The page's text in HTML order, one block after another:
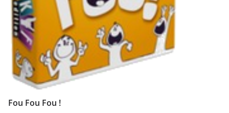
Fou Fou Fou !